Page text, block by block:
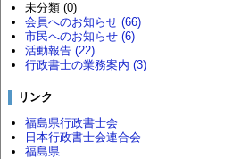
未分類 (0)
会員へのお知らせ (66)
市民へのお知らせ (6)
活動報告 (22)
行政書士の業務案内 (3)
リンク
福島県行政書士会
日本行政書士会連合会
福島県